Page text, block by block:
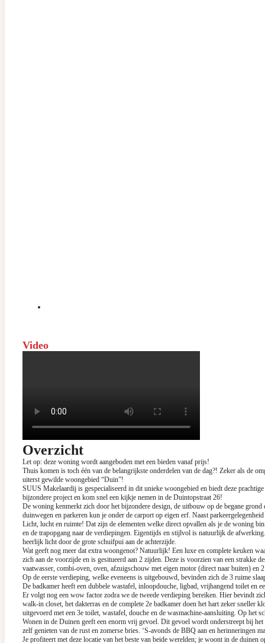
Video
Overzicht
Let op: deze woning wordt aangeboden met een bieden vanaf prijs!
Thuis komen is toch één van de belangrijkste onderdelen van de dag?! Zeker als de
uiterst gewilde woongebied “Duin”!
SUUS Makelaardij is gespecialiseerd in dit unieke woongebied en biedt deze
bijzondere project en kom snel een kijkje nemen in de Duintopstraat 26!
De woning kenmerkt zich door het bijzondere design, de uitbouw op de begane
duinwegen en parkeren kun je onder de carport op eigen erf. Naast
Licht, lucht en ruimte! Dat zijn de elementen welke direct opvallen als je de woning
en de trapopgang naar de verdiepingen. Eigentijds en stijlvol is natuurlijk de
heerlijk licht door de grote schuifpui aan de achterzijde.
Wat geeft nog meer dat extra woongenot? Natuurlijk! Een luxe en complete keuken
zich aan de voorzijde en is gesitueerd aan 2 zijden. Deze is voorzien van een
vaatwasser, combi-oven, oven, afzuigschouw met eigen motor (direct naar buiten) en
Op de eerste verdieping, welke eveneens is uitgebouwd, bevinden zich de 3 ruime
De badkamer heeft een dubbele wastafel, inloopdouche, ligbad, vrijhangend toilet en
Er volgt nog een wow factor zodra we de tweede verdieping bereiken. Hier bevindt
walk-in closet, het dakterras en de complete 2e badkamer doen het hart zeker sneller
uitgevoerd met een 3e toilet, wastafel, douche en de wasmachine-aansluiting. Op het
Wonen in de Duinen geeft een enorm vrij gevoel. Dit gevoel wordt onderstreept bij
zelf genieten van de rust en zomerse bries. ‘S-avonds de BBQ aan en herinneringen
Je profiteert met deze locatie van het beste van beide werelden; je woont in de